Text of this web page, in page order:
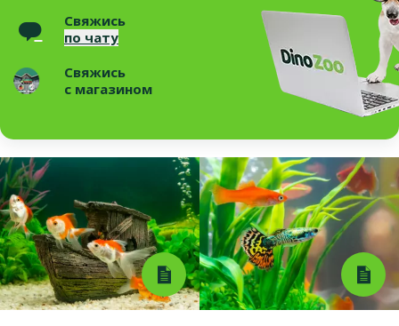
Свяжись
по чату
Свяжись
с магазином